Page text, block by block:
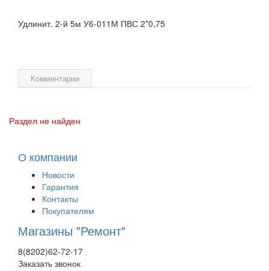
Удлинит. 2-й 5м У6-011М ПВС 2*0,75
Комментарии
Раздел не найден
О компании
Новости
Гарантия
Контакты
Покупателям
Магазины "Ремонт"
8(8202)62-72-17
Заказать звонок